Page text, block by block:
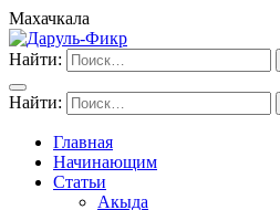
Махачкала
Найти:
Найти:
Главная
Начинающим
Статьи
Акыда